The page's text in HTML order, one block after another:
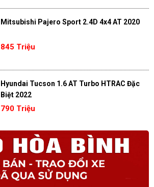
Mitsubishi Pajero Sport 2.4D 4x4 AT 2020
845 Triệu
Hyundai Tucson 1.6 AT Turbo HTRAC Đặc
Biệt 2022
790 Triệu